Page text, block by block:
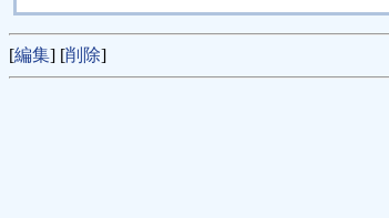
[編集] [削除]